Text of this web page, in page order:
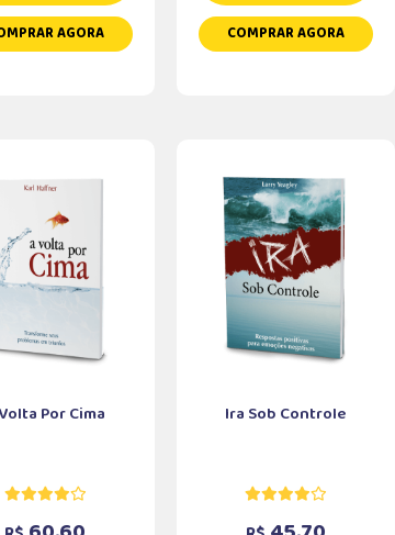
AGORA
COMPRAR AGORA
Por Cima Ira Sob Controle